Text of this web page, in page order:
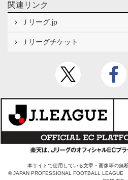
関連リンク
Ｊリーグ.jp
Ｊリーグチケット
本サイトで使用している文章・画像等の無
© JAPAN PROFESSIONAL FOOTBALL